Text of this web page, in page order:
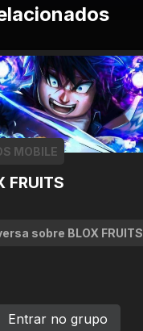
FRUITS
MOBILE
sobre BLOX FRUITS
Entrar no grupo